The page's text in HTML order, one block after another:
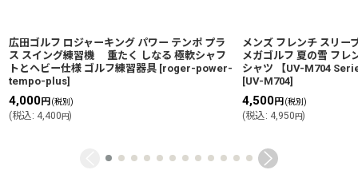
広田ゴルフ ロジャーキング パワー テンポ プラ
ス スイング練習機 重たく しなる 極軟シャフ
トとヘビー仕様 ゴルフ練習器具 [roger-power-
tempo-plus]
4,000円 (税別)
(税込: 4,400円)
メンズ フレンチ スリー
メガゴルフ 夏の雪 フレ
シャツ 【UV-M704
[UV-M704]
4,500円 (税別)
(税込: 4,950円)